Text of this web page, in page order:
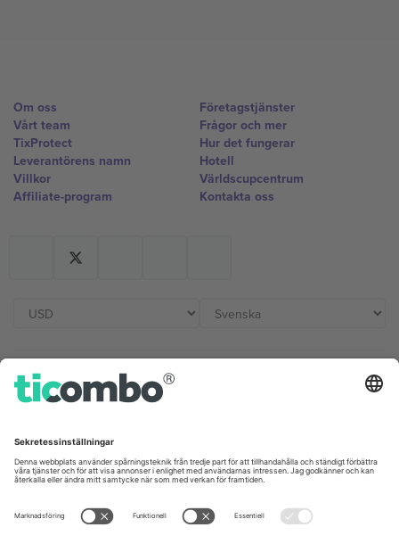
Om oss
Vårt team
TixProtect
Leverantörens namn
Villkor
Affiliate-program
Företagstjänster
Frågor och mer
Hur det fungerar
Hotell
Världscupcentrum
Kontakta oss
Kontor och support
Unter den Linden 24, 10117
Berlin, Germany
London, EC1V 1AW, United
Kingdom
United States
Switzerland